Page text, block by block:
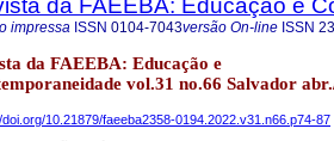
da FAEEBA: Educação e
impressa ISSN 0104-7043versão On-line ISSN
da FAEEBA: Educação e
vol.31 no.66 Salvador
10.21879/faeeba2358-0194.2022.v31.n66.p74-87